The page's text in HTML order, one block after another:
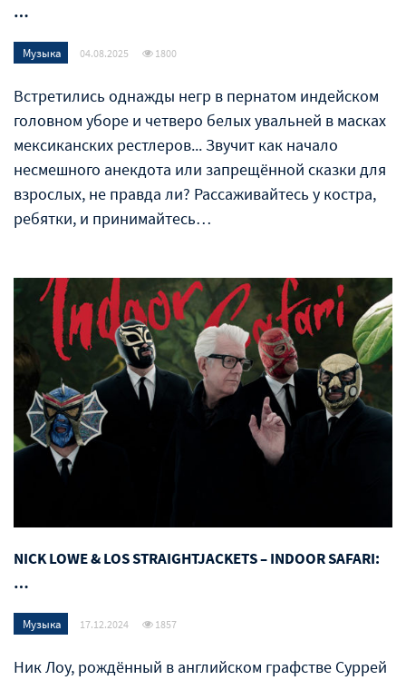
…
Музыка 04.08.2025 1800
Встретились однажды негр в пернатом индейском
головном уборе и четверо белых увальней в масках
мексиканских рестлеров... Звучит как начало
несмешного анекдота или запрещённой сказки для
взрослых, не правда ли? Рассаживайтесь у костра,
ребятки, и принимайтесь…
NICK LOWE & LOS STRAIGHTJACKETS – INDOOR SAFARI:
…
Музыка 17.12.2024 1857
Ник Лоу, рождённый в английском графстве Суррей